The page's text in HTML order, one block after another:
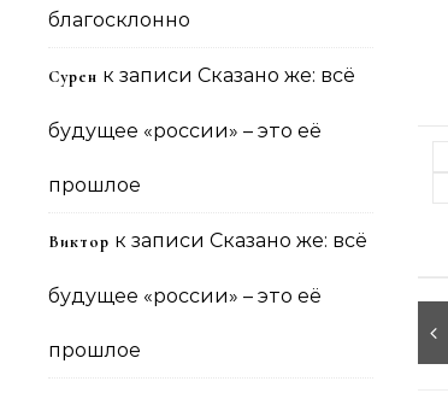
благосклонно
Сурен к записи Сказано же: всё
будущее «россии» – это её
прошлое
Виктор к записи Сказано же: всё
будущее «россии» – это её
прошлое